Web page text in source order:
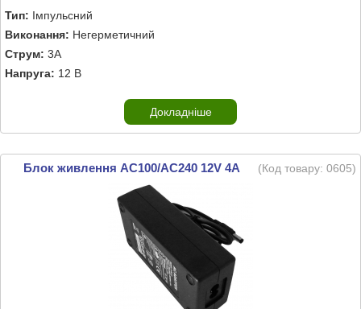
Тип: Імпульсний
Виконання: Негерметичний
Струм: 3А
Напруга: 12 В
Докладніше
Блок живлення AC100/AС240 12V 4А (Код товару: 0605)